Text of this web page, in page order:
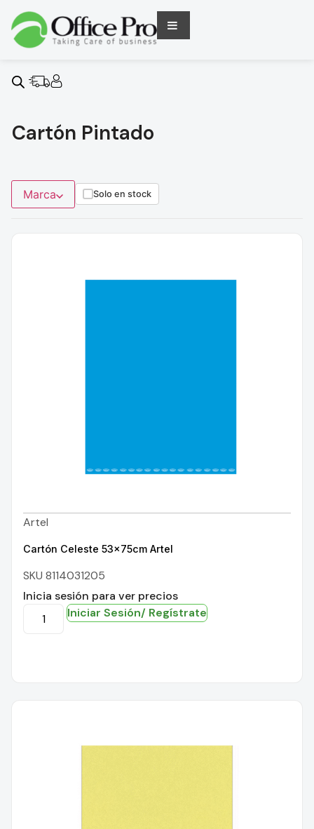
Cartón Pintado
Marca Solo en stock
Artel
Cartón Celeste 53x75cm Artel
SKU 8114031205
Inicia sesión para ver precios
Iniciar Sesión/ Regístrate